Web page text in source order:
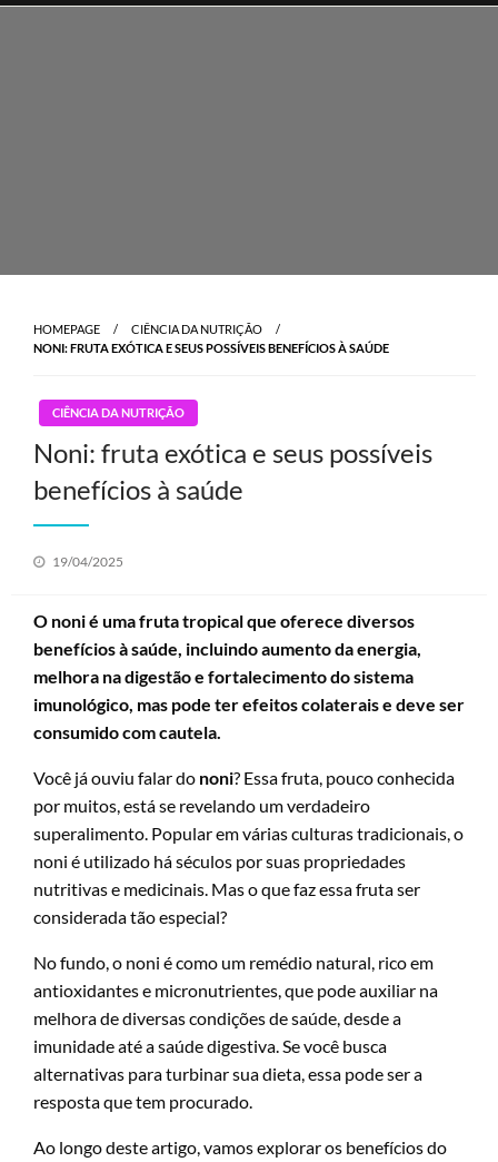
Skip
HOMEPAGE
CIÊNCIA DA NUTRIÇÃO
NONI: FRUTA EXÓTICA E SEUS POSSÍVEIS BENEFÍCIOS À SAÚDE
CIÊNCIA DA NUTRIÇÃO
Noni: fruta exótica e seus possíveis
benefícios à saúde
Posted
19/04/2025
O noni é uma fruta tropical que oferece diversos
benefícios à saúde, incluindo aumento da energia,
melhora na digestão e fortalecimento do sistema
imunológico, mas pode ter efeitos colaterais e deve ser
consumido com cautela.
Você já ouviu falar do noni? Essa fruta, pouco conhecida
por muitos, está se revelando um verdadeiro
superalimento. Popular em várias culturas tradicionais, o
noni é utilizado há séculos por suas propriedades
nutritivas e medicinais. Mas o que faz essa fruta ser
considerada tão especial?
No fundo, o noni é como um remédio natural, rico em
antioxidantes e micronutrientes, que pode auxiliar na
melhora de diversas condições de saúde, desde a
imunidade até a saúde digestiva. Se você busca
alternativas para turbinar sua dieta, essa pode ser a
resposta que tem procurado.
Ao longo deste artigo, vamos explorar os benefícios do